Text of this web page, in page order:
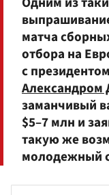
матча
отбора на
с
заманчивый
$5–7 млн и
такую же
молодежный